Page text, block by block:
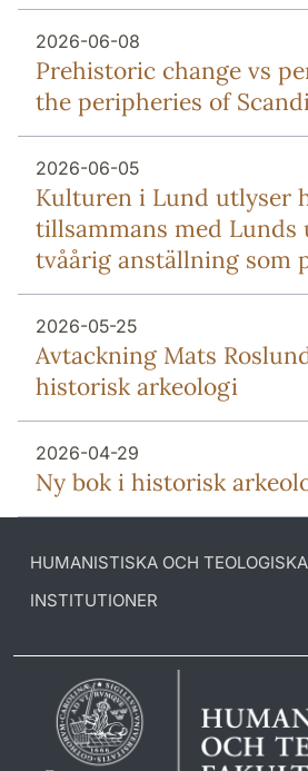
2026-06-08
Prehistoric change vs
the peripheries of
2026-06-05
Kulturen i Lund utlyser
tillsammans med Lunds
tvåårig anställning som
2026-05-25
Avtackning Mats
historisk arkeologi
2026-04-29
Ny bok i historisk
HUMANISTISKA OCH
INSTITUTIONER